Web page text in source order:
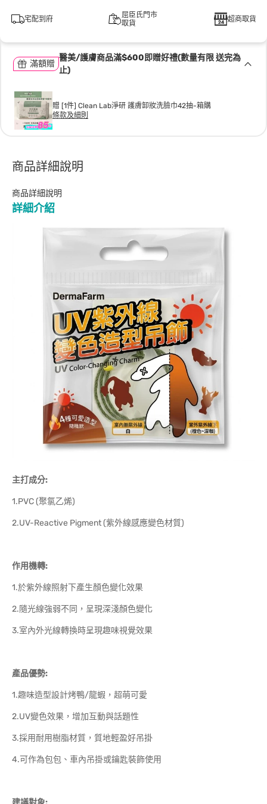
宅配到府
屈臣氏門市
取貨
超商取貨
滿額贈
醫美/護膚商品滿$600即贈好禮(數量有限 送完為
止)
贈 [1件] Clean Lab淨研 護膚卸妝洗臉巾42抽-箱購
條款及細則
商品詳細說明
商品詳細說明
詳細介紹
主打成分:
1.PVC (聚氯乙烯)
2.UV-Reactive Pigment (紫外線感應變色材質)
作用機轉:
1.於紫外線照射下產生顏色變化效果
2.隨光線強弱不同，呈現深淺顏色變化
3.室內外光線轉換時呈現趣味視覺效果
產品優勢:
1.趣味造型設計烤鴨/龍蝦，超萌可愛
2.UV變色效果，增加互動與話題性
3.採用耐用樹脂材質，質地輕盈好吊掛
4.可作為包包、車內吊掛或鑰匙裝飾使用